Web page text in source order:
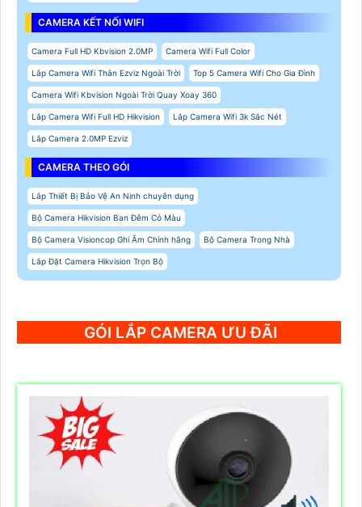
CAMERA KẾT NỐI WIFI
Camera Full HD Kbvision 2.0MP Camera Wifi Full Color
Lắp Camera Wifi Thân Ezviz Ngoài Trời Top 5 Camera Wifi Cho Gia Đình
Camera Wifi Kbvision Ngoài Trời Quay Xoay 360
Lắp Camera Wifi Full HD Hikvision Lắp Camera Wifi 3k Sắc Nét
Lắp Camera 2.0MP Ezviz
CAMERA THEO GÓI
Lắp Thiết Bị Bảo Vệ An Ninh chuyên dụng
Bộ Camera Hikvision Ban Đêm Có Màu
Bộ Camera Visioncop Ghi Âm Chính hãng Bộ Camera Trong Nhà
Lắp Đặt Camera Hikvision Trọn Bộ
GÓI LẮP CAMERA ƯU ĐÃI